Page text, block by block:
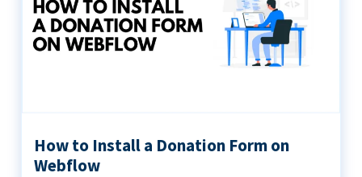
How to Install a Donation Form on
Webflow